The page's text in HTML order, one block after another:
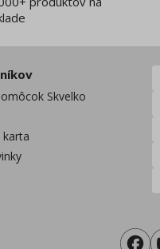
Skvelko
karta